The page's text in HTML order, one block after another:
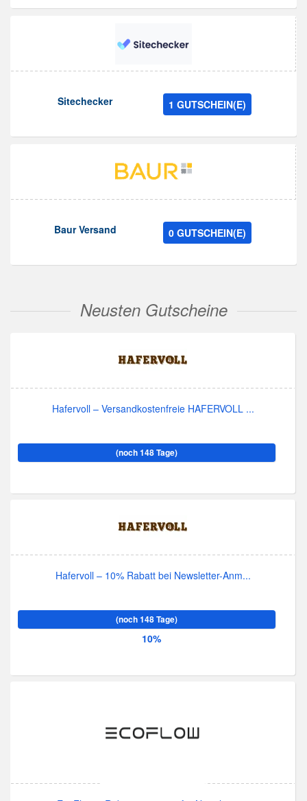
Sitechecker 1 GUTSCHEIN(E)
Baur Versand 0 GUTSCHEIN(E)
Neusten Gutscheine
Hafervoll – Versandkostenfreie HAFERVOLL ...
(noch 148 Tage)
Hafervoll – 10% Rabatt bei Newsletter-Anm...
(noch 148 Tage)
10%